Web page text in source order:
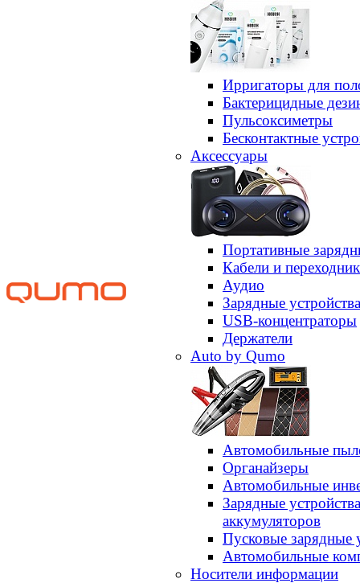
Ирригаторы для
Бактерицидные
Пульсоксиметры
Бесконтактные
Аксессуары
Портативные
Кабели и
Аудио
Зарядные устройства
USB-концентраторы
Держатели
Auto by Qumo
Автомобильные
Органайзеры
Автомобильные
Зарядные
аккумуляторов
Пусковые зарядные
Автомобильные
Носители информации